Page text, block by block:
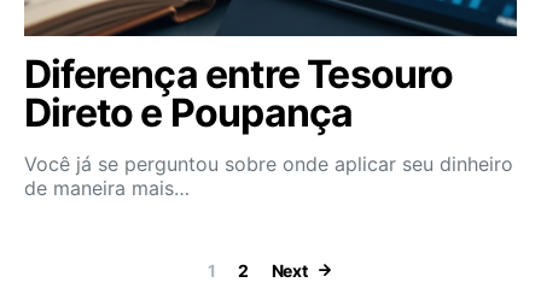
Diferença entre Tesouro
Direto e Poupança
Você já se perguntou sobre onde aplicar seu dinheiro
de maneira mais…
Paginação de
1 2 Next